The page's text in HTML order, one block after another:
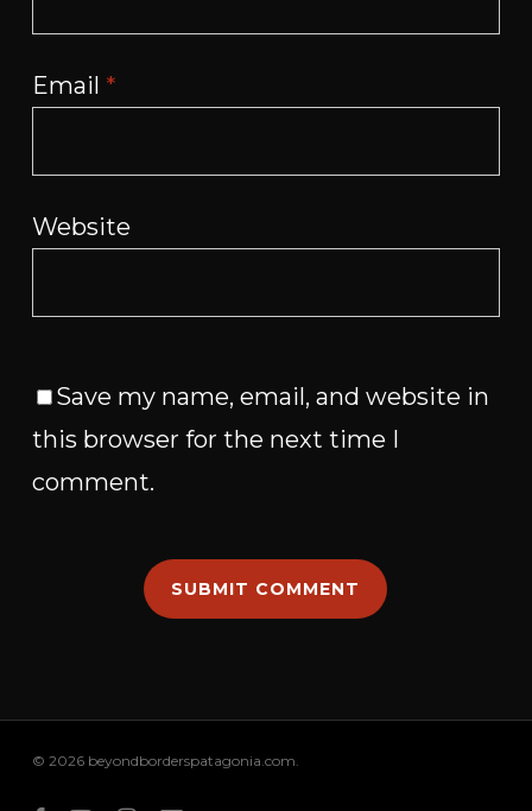
Email *
Website
Save my name, email, and website in
this browser for the next time I
comment.
© 2026 beyondborderspatagonia.com.